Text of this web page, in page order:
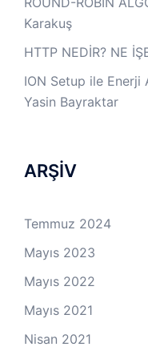
Karakuş
HTTP NEDİR? NE
ION Setup ile Enerji
Yasin Bayraktar
ARŞİV
Temmuz 2024
Mayıs 2023
Mayıs 2022
Mayıs 2021
Nisan 2021